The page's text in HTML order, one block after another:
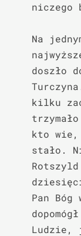
niczego
Na
doszło
kilku
kto wie,
stało.
Pan
Ludzie,